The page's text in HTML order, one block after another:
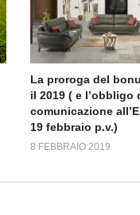
La proroga del
il 2019 ( e l’obbligo
comunicazione
19 febbraio p.v.)
8 FEBBRAIO 2019